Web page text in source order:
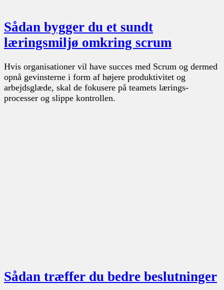
Sådan bygger du et sundt
læringsmiljø omkring scrum
Hvis organisationer vil have succes med Scrum og dermed
opnå gevinsterne i form af højere produktivitet og
arbejdsglæde, skal de fokusere på teamets lærings-
processer og slippe kontrollen.
Sådan træffer du bedre beslutninger